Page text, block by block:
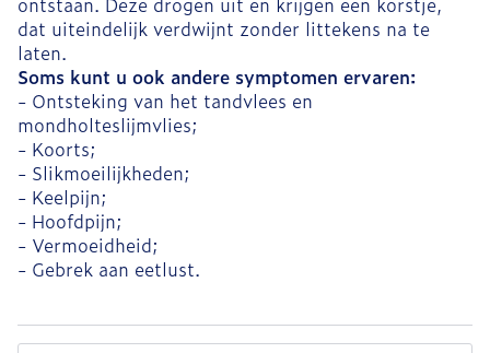
dat uiteindelijk verdwijnt zonder littekens na te
laten.
Soms kunt u ook andere symptomen ervaren:
- Ontsteking van het tandvlees en
mondholteslijmvlies;
- Koorts;
- Slikmoeilijkheden;
- Keelpijn;
- Hoofdpijn;
- Vermoeidheid;
- Gebrek aan eetlust.